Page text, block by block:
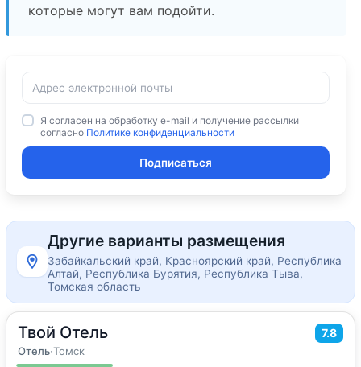
которые могут вам подойти.
Я согласен на обработку e-mail и получение рассылки
согласно Политике конфиденциальности
Подписаться
Другие варианты размещения
Забайкальский край, Красноярский край, Республика
Алтай, Республика Бурятия, Республика Тыва,
Томская область
Твой Отель 7.8
Отель·Томск
15м2· 2 гостя
Двухместный номер с 1 кроватью